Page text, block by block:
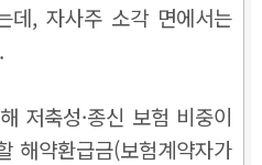
데, 자사주 소각 면에서는
저축성·종신 보험 비중이
해약환급금(보험계약자가